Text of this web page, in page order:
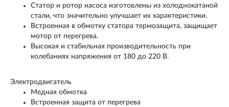
Статор и ротор насоса изготовлены из холоднокатаной
стали, что значительно улучшает их характеристики.
Встроенная в обмотку статора термозащита, защищает
мотор от перегрева.
Высокая и стабильная производительность при
колебаниях напряжения от 180 до 220 В.
Электродвигатель
Медная обмотка
Встроенная защита от перегрева